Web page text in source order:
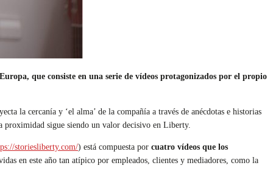
que consiste en una serie de vídeos protagonizados por el propio
la cercanía y ‘el alma’ de la compañía a través de anécdotas e historias
proximidad sigue siendo un valor decisivo en Liberty.
storiesliberty.com/) está compuesta por cuatro vídeos que los
en este año tan atípico por empleados, clientes y mediadores, como la